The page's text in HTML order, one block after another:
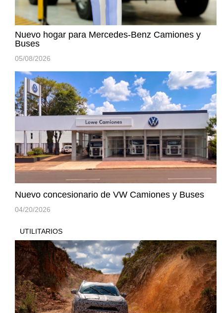
Nuevo hogar para Mercedes-Benz Camiones y
Buses
05/08/2026
Nuevo concesionario de VW Camiones y Buses
04/20/2026
UTILITARIOS